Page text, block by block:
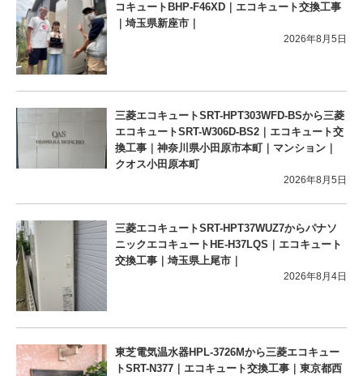
コキュートBHP-F46XD｜エコキュート交換工事
｜埼玉県新座市｜
2026年8月5日
三菱エコキュートSRT-HPT303WFD-BSから三菱
エコキュートSRT-W306D-BS2｜エコキュート交
換工事｜神奈川県小田原市本町｜マンション｜
クオス小田原本町
2026年8月5日
三菱エコキュートSRT-HPT37WUZ7からパナソ
ニックエコキュートHE-H37LQS｜エコキュート
交換工事｜埼玉県上尾市｜
2026年8月4日
東芝電気温水器HPL-3726Mから三菱エコキュー
トSRT-N377｜エコキュート交換工事｜東京都西